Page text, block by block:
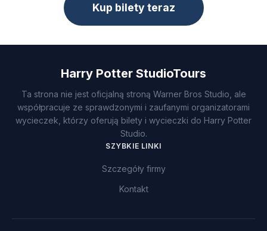
Kup bilety teraz
Harry Potter StudioTours
Ta strona nie jest oficjalną stroną Warner Bros Studio, ale
współpracuje ze sprawdzonymi i zaufanymi organizatorami
wycieczek, którzy oferują bilety i wycieczki do Harry Potter
Studio.
SZYBKIE LINKI
Szczegóły firmy
Kontakt